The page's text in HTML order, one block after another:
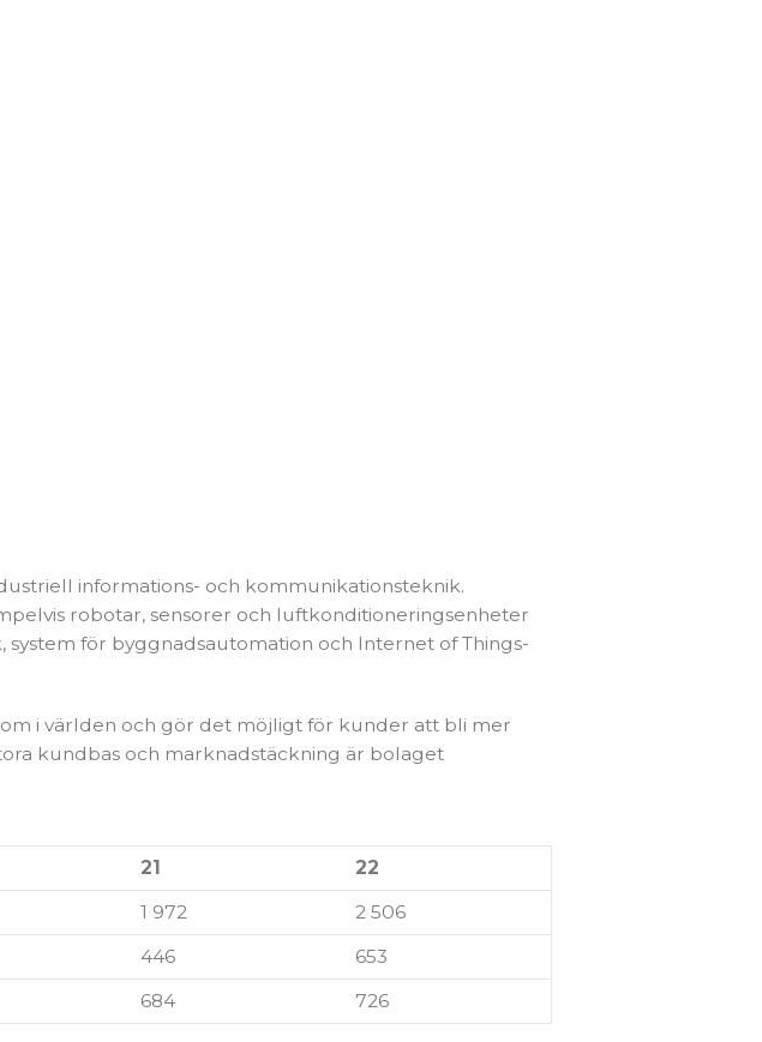
informations- och kommunikationsteknik.
robotar, sensorer och luftkonditioneringsenheter
för byggnadsautomation och Internet of Things-
i världen och gör det möjligt för kunder att bli mer
kundbas och marknadstäckning är bolaget
21
22
1 972
2 506
446
653
684 726